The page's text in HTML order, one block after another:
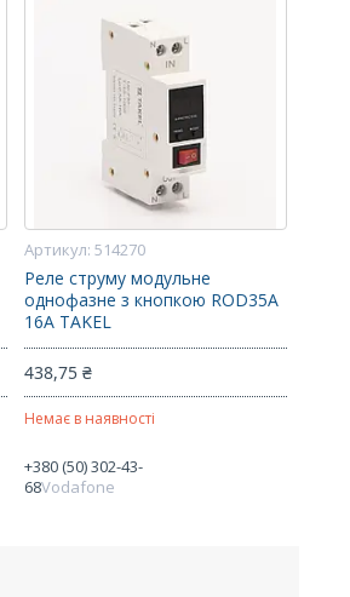
514270
Реле струму модульне
однофазне з кнопкою ROD35A
16А TAKEL
438,75 ₴
Немає в наявності
+380 (50) 302-43-
68Vodafone